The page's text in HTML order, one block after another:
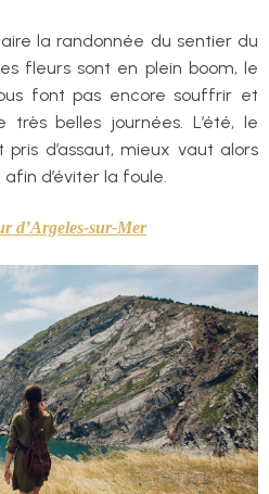
la randonnée du sentier du
fleurs sont en plein boom, le
font pas encore souffrir et
très belles journées. L’été, le
d’assaut, mieux vaut alors
d’éviter la foule.
d’Argeles-sur-Mer